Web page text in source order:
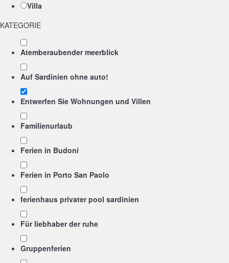
Villa
KATEGORIE
Atemberaubender meerblick
Auf Sardinien ohne auto!
Entwerfen Sie Wohnungen und Villen
Familienurlaub
Ferien in Budoni
Ferien in Porto San Paolo
ferienhaus privater pool sardinien
Für liebhaber der ruhe
Gruppenferien